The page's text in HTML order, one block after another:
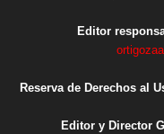
Editor
Reserva de Derechos al
Editor y Director